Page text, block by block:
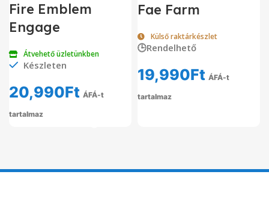
Fire Emblem
Engage
Átvehető üzletünkben
Készleten
20,990Ft ÁFÁ-t
tartalmaz
Fae Farm
Külső raktárkészlet
🕒Rendelhető
19,990Ft ÁFÁ-t
tartalmaz